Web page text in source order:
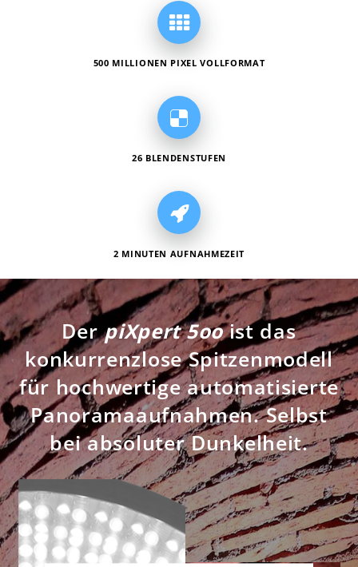
500 MILLIONEN PIXEL VOLLFORMAT
26 BLENDENSTUFEN
2 MINUTEN AUFNAHMEZEIT
DerpiXpert 5ooist das
konkurrenzlose Spitzenmodell
für hochwertige automatisierte
Panoramaaufnahmen.Selbst
bei absoluter Dunkelheit.